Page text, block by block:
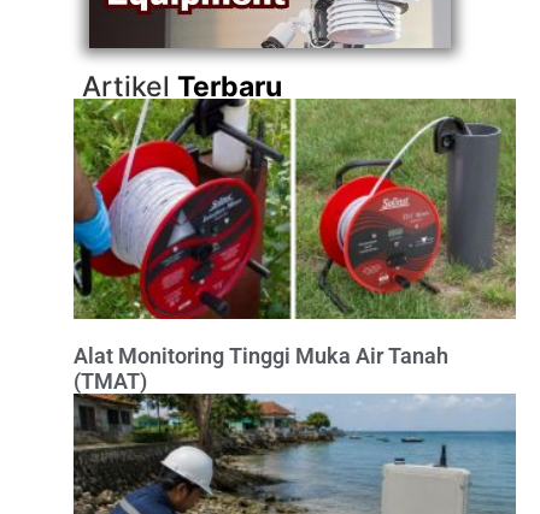
Artikel Terbaru
Alat Monitoring Tinggi Muka Air Tanah
(TMAT)